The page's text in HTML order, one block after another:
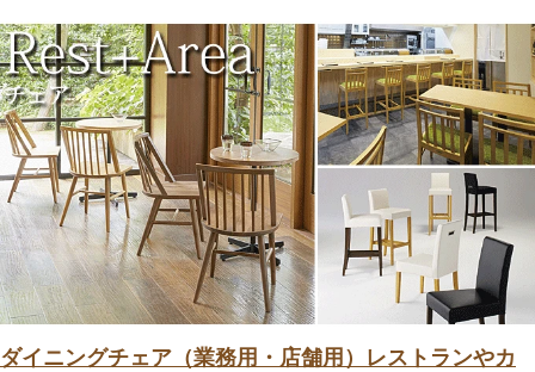
ダイニングチェア（業務用・店舗用）レストランやカ